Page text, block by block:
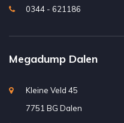
0344 - 621186
Megadump Dalen
Kleine Veld 45
7751 BG Dalen